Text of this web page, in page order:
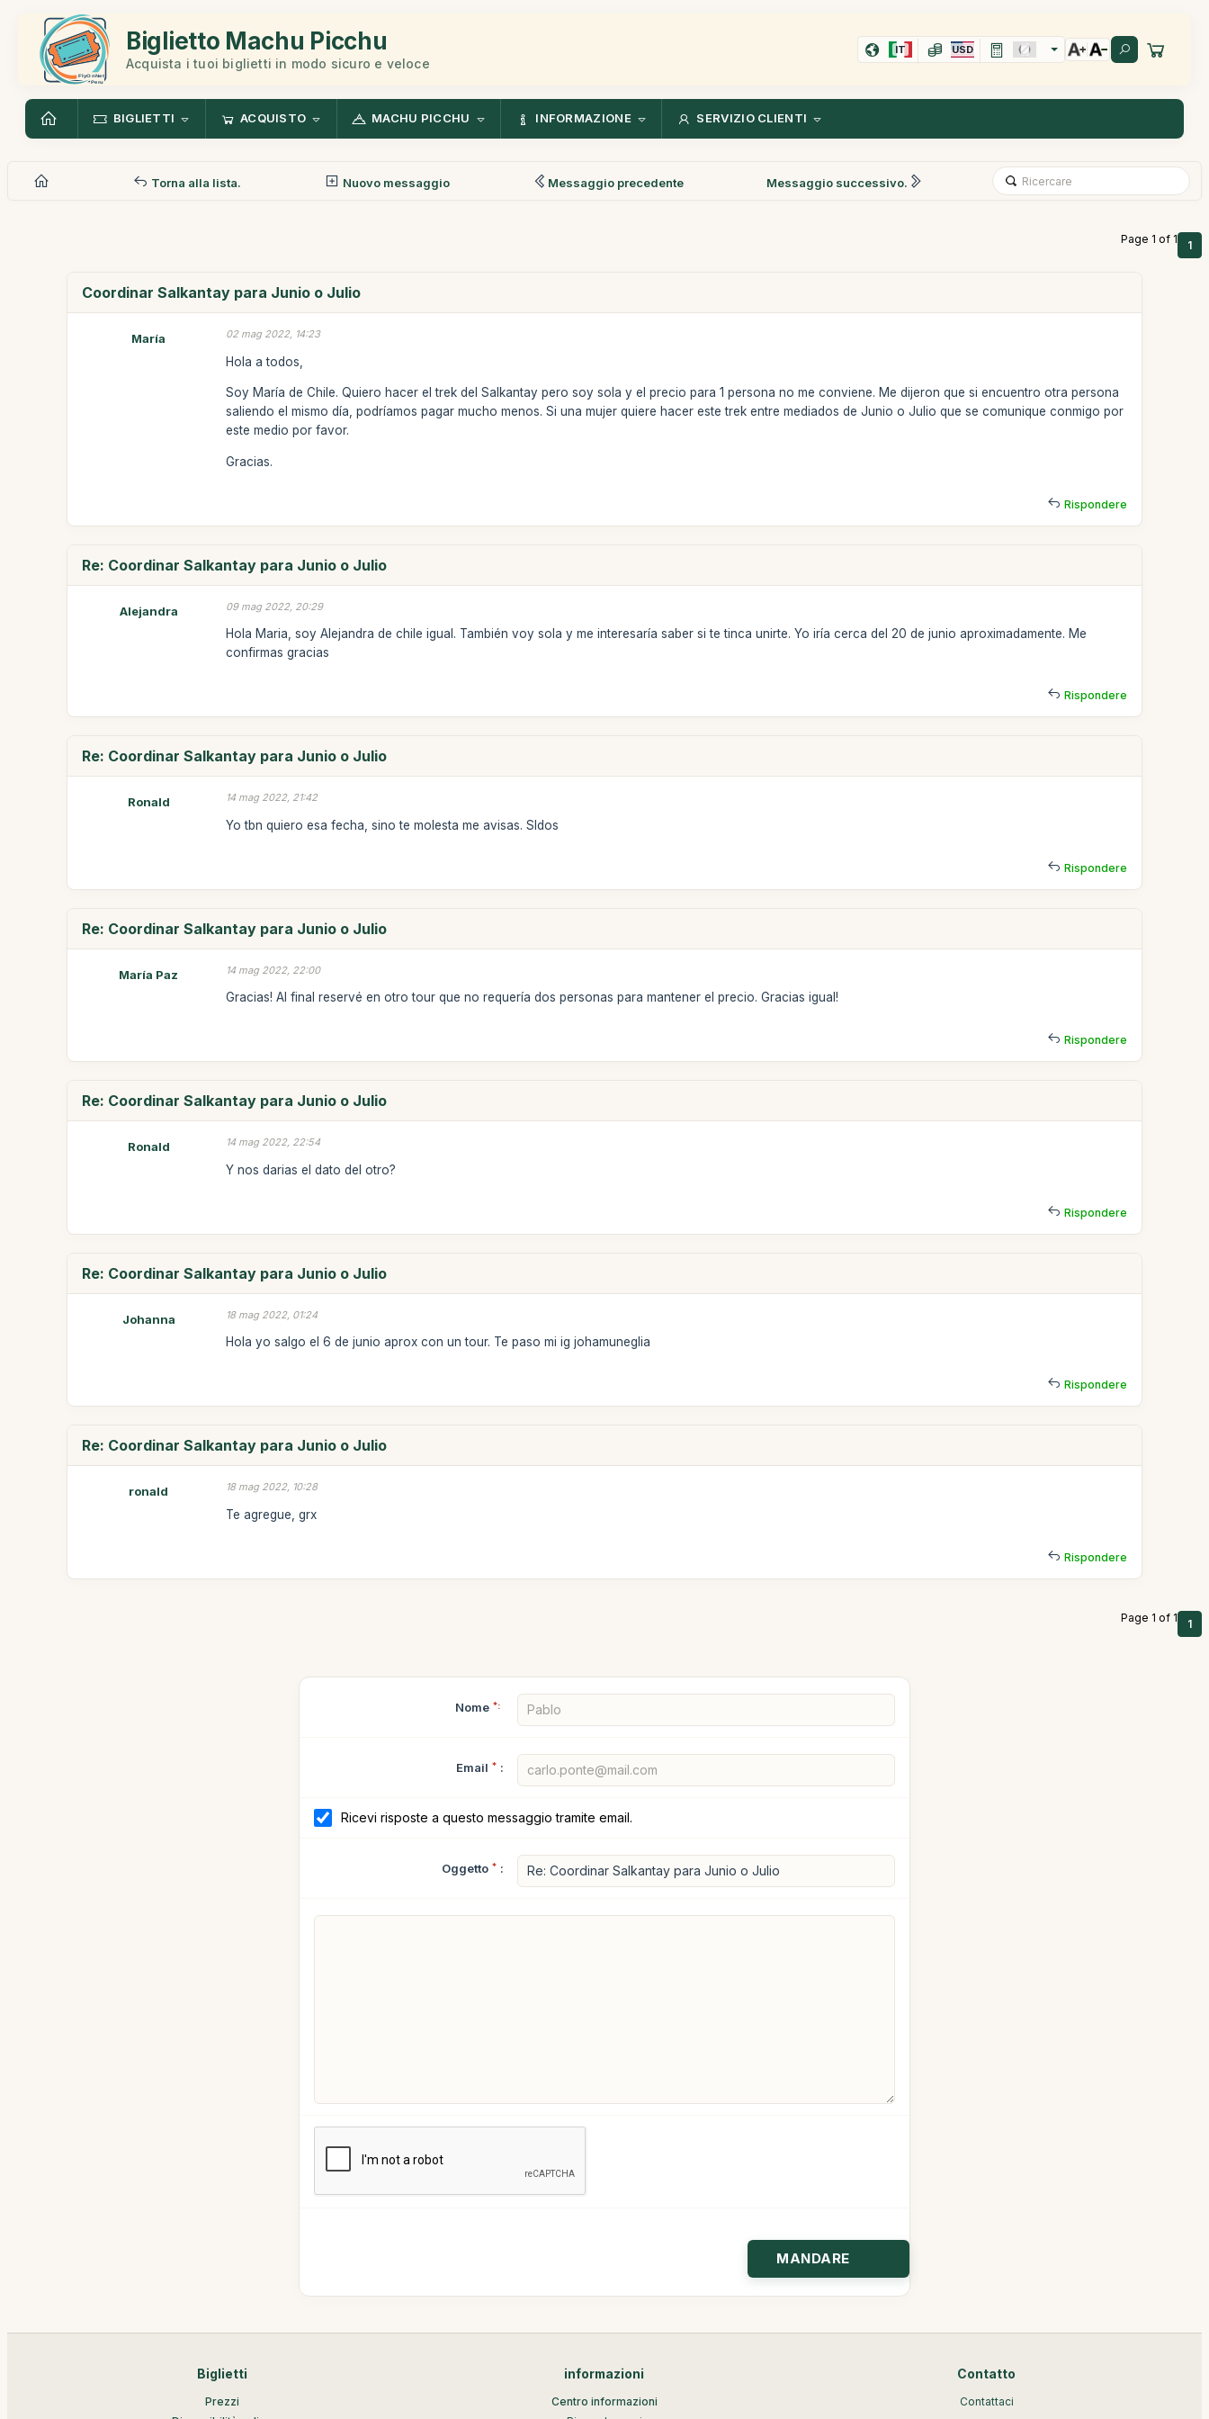
Biglietto Machu Picchu
Acquista i tuoi biglietti in modo sicuro e veloce
IT USD
BIGLIETTI ACQUISTO MACHU PICCHU INFORMAZIONE SERVIZIO CLIENTI
Torna alla lista. Nuovo messaggio Messaggio precedente Messaggio successivo.
Page 1 of 1 1
Coordinar Salkantay para Junio o Julio
María 02 mag 2022, 14:23
Hola a todos,
Soy María de Chile. Quiero hacer el trek del Salkantay pero soy sola y el precio para 1 persona no me conviene. Me dijeron que si encuentro otra persona
saliendo el mismo día, podríamos pagar mucho menos. Si una mujer quiere hacer este trek entre mediados de Junio o Julio que se comunique conmigo por
este medio por favor.
Gracias.
Rispondere
Re: Coordinar Salkantay para Junio o Julio
Alejandra 09 mag 2022, 20:29
Hola Maria, soy Alejandra de chile igual. También voy sola y me interesaría saber si te tinca unirte. Yo iría cerca del 20 de junio aproximadamente. Me
confirmas gracias
Rispondere
Re: Coordinar Salkantay para Junio o Julio
Ronald 14 mag 2022, 21:42
Yo tbn quiero esa fecha, sino te molesta me avisas. Sldos
Rispondere
Re: Coordinar Salkantay para Junio o Julio
María Paz 14 mag 2022, 22:00
Gracias! Al final reservé en otro tour que no requería dos personas para mantener el precio. Gracias igual!
Rispondere
Re: Coordinar Salkantay para Junio o Julio
Ronald 14 mag 2022, 22:54
Y nos darias el dato del otro?
Rispondere
Re: Coordinar Salkantay para Junio o Julio
Johanna 18 mag 2022, 01:24
Hola yo salgo el 6 de junio aprox con un tour. Te paso mi ig johamuneglia
Rispondere
Re: Coordinar Salkantay para Junio o Julio
ronald 18 mag 2022, 10:28
Te agregue, grx
Rispondere
Page 1 of 1 1
Nome *:
Email * :
Ricevi risposte a questo messaggio tramite email.
Oggetto * :
Biglietti
Prezzi
informazioni
Centro informazioni
Contatto
Contattaci